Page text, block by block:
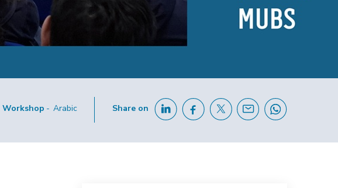
Workshop Arabic Share on